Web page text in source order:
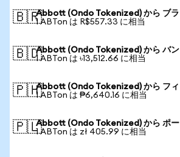
🇧🇷Abbott (Ondo Tokenized) から ブラ
1 ABTon は R$557.33 に相当
🇧🇩Abbott (Ondo Tokenized) から バン
1 ABTon は ৳13,512.66 に相当
🇵🇭Abbott (Ondo Tokenized) から フィ
1 ABTon は ₱6,640.16 に相当
🇵🇱Abbott (Ondo Tokenized) から ポー
1 ABTon は zł 405.99 に相当